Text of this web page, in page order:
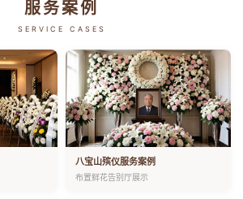
服务案例
SERVICE CASES
八宝山殡仪服务案例
布置鲜花告别厅展示